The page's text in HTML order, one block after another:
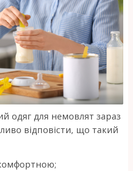
одяг для немовлят зараз
відповісти, що такий